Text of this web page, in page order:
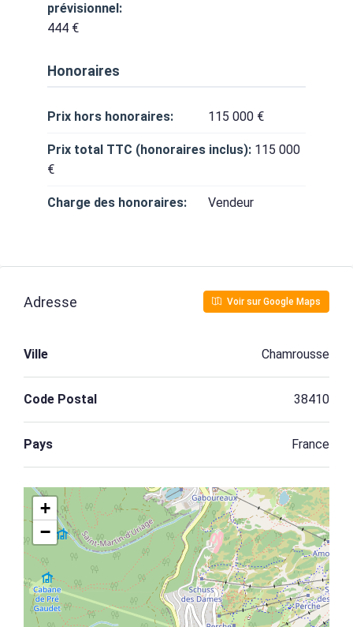
prévisionnel:
444 €
Honoraires
Prix hors honoraires: 115 000 €
Prix total TTC (honoraires inclus): 115 000
€
Charge des honoraires: Vendeur
Adresse Voir sur Google Maps
Ville Chamrousse
Code Postal 38410
Pays France
+
−